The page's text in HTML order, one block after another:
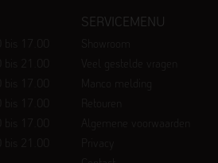
SERVICEMENU